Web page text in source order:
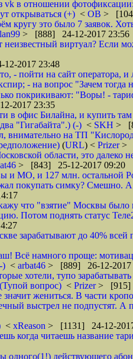
vk в отношении
открываться (+) < ОВ >
кругу это было 7 заявок.
> [888] 24-12-2017 23:56
неизвестный виртуал? Если
2017 23:48
- пойти на сайт оператора,
- на вопрос "Зачем тогда
покрикивают: "Воры! -
2017 23:35
в офис Билайна, и купить
"Гигабайта".) (-) < SKH >
внимательно на ТП
(URL) < Prizer>
области, это далеко
> [843] 25-12-2017 09:20
и МО, и 127 млн. остальной
покупать симку? Смешно. А
что "взятие" Москвы
Потом поднять статус
зарабатывают до 40% всей
Всё намного проще:
) < arbat46 > [889] 26-12-2017
хотели, тупо
вопрос) < Prizer> [915]
жениться. В части
выстрел не подпустят. А
< xReason > [1131] 24-12-
когда читаешь название
одного(1!) действующего